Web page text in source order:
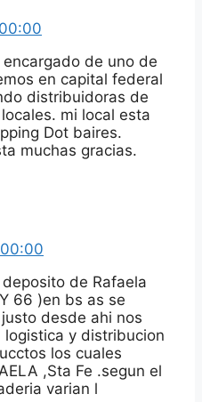
de uno de
en capital federal
distribuidoras de
mi local esta
Dot baires.
muchas gracias.
de Rafaela
66 )en bs as se
desde ahi nos
logistica y distribucion
los cuales
,Sta Fe .segun el
varian l